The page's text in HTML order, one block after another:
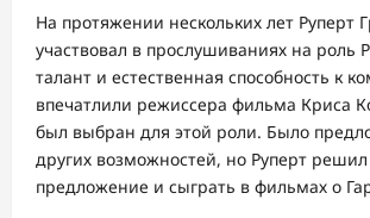
На протяжении нескольких лет Руперт
участвовал в прослушиваниях на роль
талант и естественная способность к
впечатлили режиссера фильма Криса
был выбран для этой роли. Было
других возможностей, но Руперт
предложение и сыграть в фильмах о